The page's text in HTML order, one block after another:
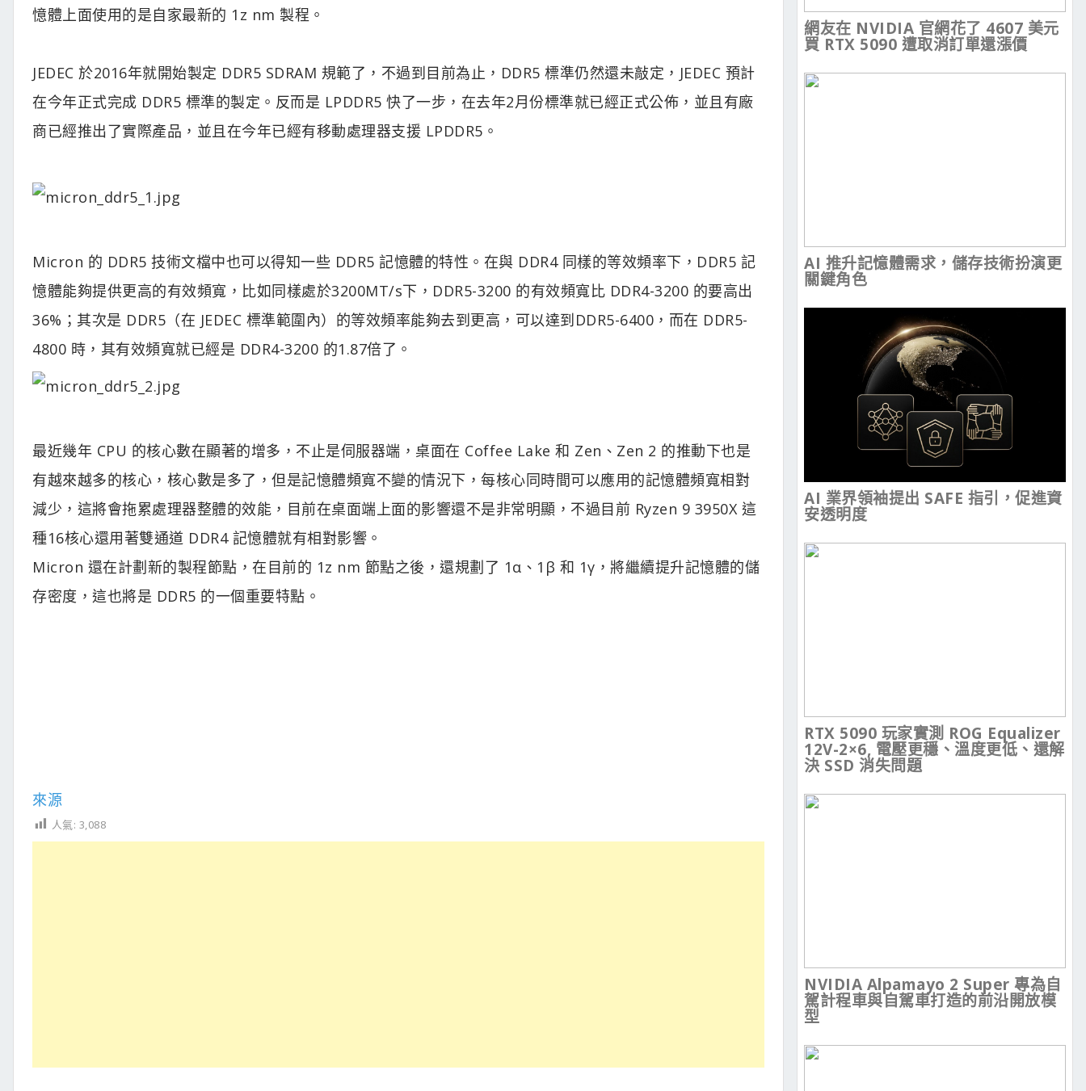
憶體上面使用的是自家最新的 1z nm 製程。
JEDEC 於2016年就開始製定 DDR5 SDRAM 規範了，不過到目前為止，DDR5 標準仍然還未敲定，JEDEC 預計
在今年正式完成 DDR5 標準的製定。反而是 LPDDR5 快了一步，在去年2月份標準就已經正式公佈，並且有廠
商已經推出了實際產品，並且在今年已經有移動處理器支援 LPDDR5。
Micron 的 DDR5 技術文檔中也可以得知一些 DDR5 記憶體的特性。在與 DDR4 同樣的等效頻率下，DDR5 記
憶體能夠提供更高的有效頻寬，比如同樣處於3200MT/s下，DDR5-3200 的有效頻寬比 DDR4-3200 的要高出
36%；其次是 DDR5（在 JEDEC 標準範圍內）的等效頻率能夠去到更高，可以達到DDR5-6400，而在 DDR5-
4800 時，其有效頻寬就已經是 DDR4-3200 的1.87倍了。
最近幾年 CPU 的核心數在顯著的增多，不止是伺服器端，桌面在 Coffee Lake 和 Zen、Zen 2 的推動下也是
有越來越多的核心，核心數是多了，但是記憶體頻寬不變的情況下，每核心同時間可以應用的記憶體頻寬相對
減少，這將會拖累處理器整體的效能，目前在桌面端上面的影響還不是非常明顯，不過目前 Ryzen 9 3950X 這
種16核心還用著雙通道 DDR4 記憶體就有相對影響。
Micron 還在計劃新的製程節點，在目前的 1z nm 節點之後，還規劃了 1α、1β 和 1γ，將繼續提升記憶體的儲
存密度，這也將是 DDR5 的一個重要特點。
來源
人氣: 3,088
網友在 NVIDIA 官網花了 4607 美元
買 RTX 5090 遭取消訂單還漲價
AI 推升記憶體需求，儲存技術扮演更
關鍵角色
AI 業界領袖提出 SAFE 指引，促進資
安透明度
RTX 5090 玩家實測 ROG Equalizer
12V-2×6, 電壓更穩、溫度更低、還解
決 SSD 消失問題
NVIDIA Alpamayo 2 Super 專為自
駕計程車與自駕車打造的前沿開放模
型